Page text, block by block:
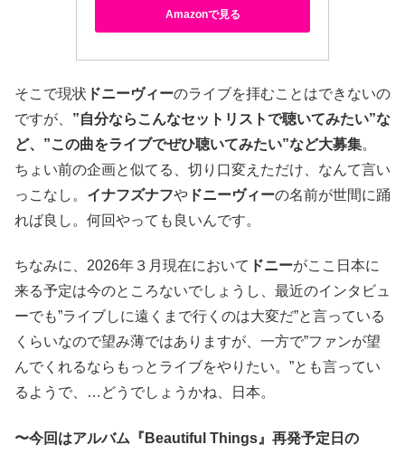
Amazonで見る
そこで現状 ドニーヴィーのライブを拝むことはできないの
ですが、 ”自分ならこんなセットリストで聴いてみたい”な
ど、”この曲をライブでぜひ聴いてみたい”など大募集。
ちょい前の企画と似てる、切り口変えただけ、なんて言い
っこなし。 イナフズナフや ドニーヴィーの名前が世間に踊
れば良し。何回やっても良いんです。
ちなみに、2026年３月現在において ドニーがここ日本に
来る予定は今のところないでしょうし、最近のインタビュ
ーでも”ライブしに遠くまで行くのは大変だ”と言っている
くらいなので望み薄ではありますが、一方で”ファンが望
んでくれるならもっとライブをやりたい。”とも言ってい
るようで、…どうでしょうかね、日本。
〜今回はアルバム『Beautiful Things』再発予定日の